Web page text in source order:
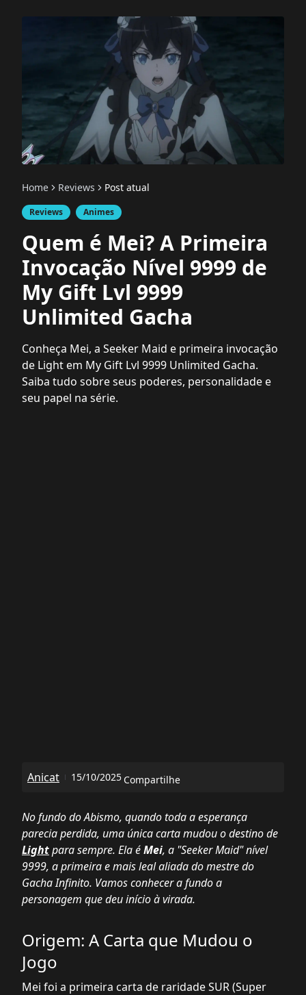
Home Reviews Post atual
Reviews Animes
Quem é Mei? A Primeira
Invocação Nível 9999 de
My Gift Lvl 9999
Unlimited Gacha
Conheça Mei, a Seeker Maid e primeira invocação
de Light em My Gift Lvl 9999 Unlimited Gacha.
Saiba tudo sobre seus poderes, personalidade e
seu papel na série.
Anicat 15/10/2025 Compartilhe
No fundo do Abismo, quando toda a esperança
parecia perdida, uma única carta mudou o destino de
Lightpara sempre. Ela éMei, a "Seeker Maid" nível
9999, a primeira e mais leal aliada do mestre do
Gacha Infinito. Vamos conhecer a fundo a
personagem que deu início à virada.
Origem: A Carta que Mudou o
Jogo
Mei foi a primeira carta de raridade SUR (Super